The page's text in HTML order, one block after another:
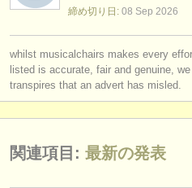
締め切り日: 08 Sep 2026
whilst musicalchairs makes every
listed is accurate, fair and genuine,
transpires that an advert has misled.
関連項目: 最新の発表